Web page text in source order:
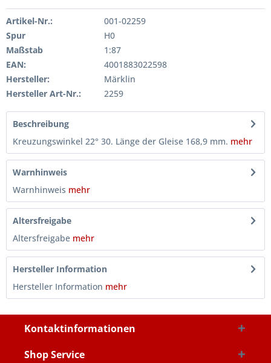
Artikel-Nr.:
001-02259
Spur
H0
Maßstab
1:87
EAN:
4001883022598
Hersteller:
Märklin
Hersteller Art-Nr.:
2259
Beschreibung
Kreuzungswinkel 22° 30. Länge der Gleise 168,9 mm. mehr
Warnhinweis
Warnhinweis mehr
Altersfreigabe
Altersfreigabe mehr
Hersteller Information
Hersteller Information mehr
Kontaktinformationen
Shop Service